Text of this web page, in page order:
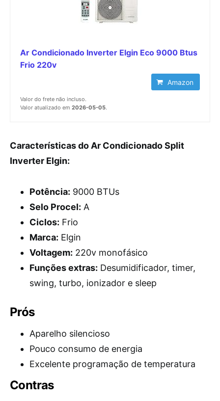
Ar Condicionado Inverter Elgin Eco 9000 Btus
Frio 220v
Amazon
Valor do frete não incluso.
Valor atualizado em 2026-05-05.
Características do Ar Condicionado Split
Inverter Elgin:
Potência: 9000 BTUs
Selo Procel: A
Ciclos: Frio
Marca: Elgin
Voltagem: 220v monofásico
Funções extras: Desumidificador, timer,
swing, turbo, ionizador e sleep
Prós
Aparelho silencioso
Pouco consumo de energia
Excelente programação de temperatura
Contras